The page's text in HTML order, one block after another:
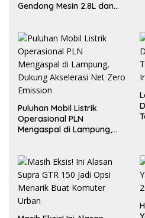
Gendong Mesin 2.8L dan
Puluhan Mobil Listrik
Operasional PLN
Mengaspal di Lampung,